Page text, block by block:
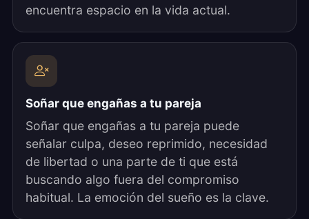
encuentra espacio en la vida actual.
Soñar que engañas a tu pareja
Soñar que engañas a tu pareja puede
señalar culpa, deseo reprimido, necesidad
de libertad o una parte de ti que está
buscando algo fuera del compromiso
habitual. La emoción del sueño es la clave.